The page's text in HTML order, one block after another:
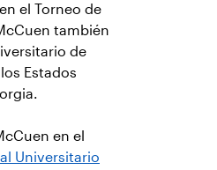
el Torneo de
también
de
Estados
en el
Universitario